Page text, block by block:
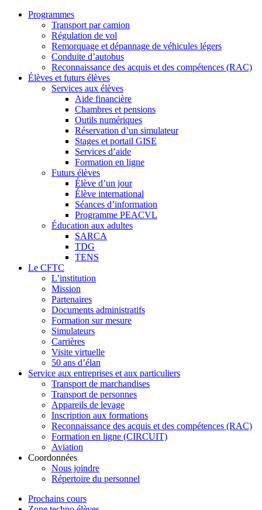
Programmes
Transport par camion
Régulation de vol
Remorquage et dépannage de véhicules légers
Conduite d’autobus
Reconnaissance des acquis et des compétences (RAC)
Élèves et futurs élèves
Services aux élèves
Aide financière
Chambres et pensions
Outils numériques
Réservation d’un simulateur
Stages et portail GISE
Services d’aide
Formation en ligne
Futurs élèves
Élève d’un jour
Élève international
Séances d’information
Programme PEACVL
Éducation aux adultes
SARCA
TDG
TENS
Le CFTC
L’institution
Mission
Partenaires
Documents administratifs
Formation sur mesure
Simulateurs
Carrières
Visite virtuelle
50 ans d’élan
Service aux entreprises et aux particuliers
Transport de marchandises
Transport de personnes
Appareils de levage
Inscription aux formations
Reconnaissance des acquis et des compétences (RAC)
Formation en ligne (CIRCUIT)
Aviation
Coordonnées
Nous joindre
Répertoire du personnel
Prochains cours